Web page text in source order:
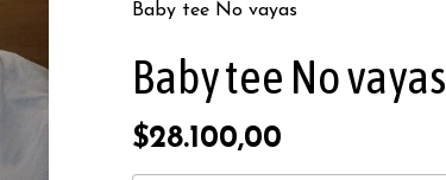
Baby tee No vayas
Baby tee No vayas
$28.100,00